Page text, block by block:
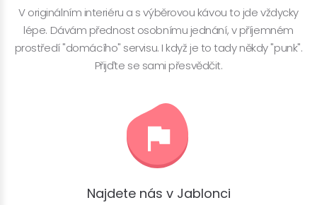
V originálním interiéru a s výběrovou kávou to jde vždycky
lépe. Dávám přednost osobnímu jednání, v příjemném
prostředí "domácího" servisu. I když je to tady někdy "punk".
Přijďte se sami přesvědčit.
Najdete nás v Jablonci